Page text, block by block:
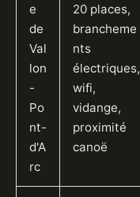
e
de
Val
lon
-
Po
nt-
d'A
rc
20 places,
brancheme
nts
électriques,
wifi,
vidange,
proximité
canoë